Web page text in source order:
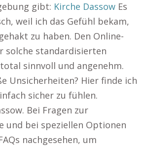
gibt: Kirche Dassow Es
weil ich das Gefühl bekam,
zu haben. Den Online-
solche standardisierten
sinnvoll und angenehm.
Unsicherheiten? Hier finde ich
sicher zu fühlen.
Bei Fragen zur
und bei speziellen Optionen
nachgesehen, um